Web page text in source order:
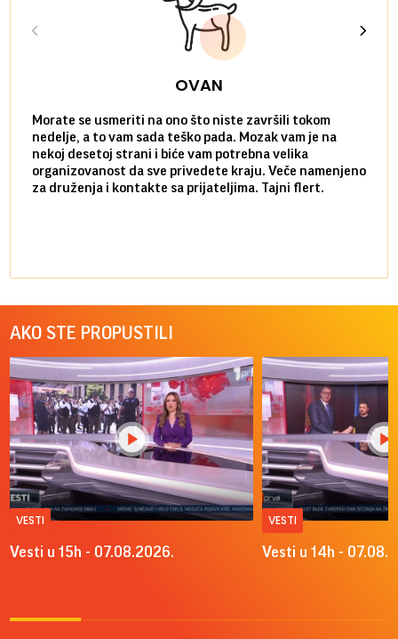
OVAN
Morate se usmeriti na ono što niste završili tokom
nedelje, a to vam sada teško pada. Mozak vam je na
nekoj desetoj strani i biće vam potrebna velika
organizovanost da sve privedete kraju. Veče namenjeno
za druženja i kontakte sa prijateljima. Tajni flert.
AKO STE PROPUSTILI
VESTI
Vesti u 15h - 07.08.2026.
VESTI
Vesti u 14h -